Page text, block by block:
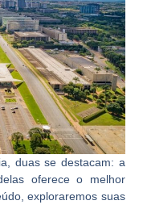
duas se destacam: a
oferece o melhor
exploraremos suas